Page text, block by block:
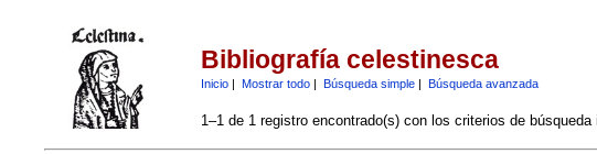
Bibliografía celestinesca
Inicio| Mostrar todo| Búsqueda simple| Búsqueda avanzada
1–1 de 1 registro encontrado(s) con los criterios de búsqueda